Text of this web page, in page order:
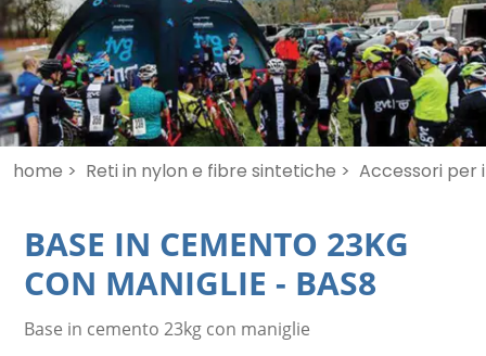
home > Reti in nylon e fibre sintetiche > Accessori per
BASE IN CEMENTO 23KG
CON MANIGLIE - BAS8
Base in cemento 23kg con maniglie